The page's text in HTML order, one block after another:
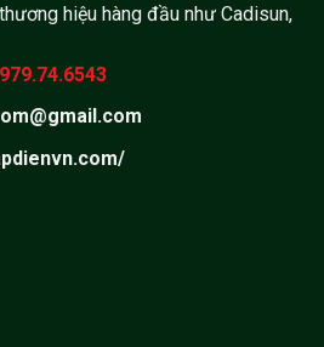
hiệu hàng đầu như Cadisun,